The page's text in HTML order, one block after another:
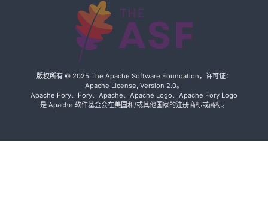
贝驱动的超
高速多语言
序列化框架
版权所有 © 2025 The Apache Software Foundation，许可证：
Apache License, Version 2.0。
Apache Fory、Fory、Apache、Apache Logo、Apache Fory Logo
是 Apache 软件基金会在美国和/或其他国家的注册商标或商标。